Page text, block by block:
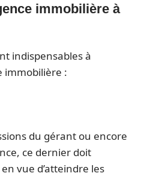
immobilière à
indispensables à
immobilière :
du gérant ou encore
ce dernier doit
vue d’atteindre les